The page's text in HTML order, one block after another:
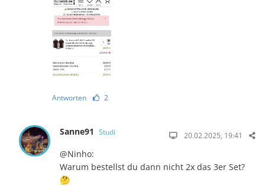
Antworten 2
Sanne91 Studi 20.02.2025, 19:41
@Ninho:
Warum bestellst du dann nicht 2x das 3er Set?
🤔